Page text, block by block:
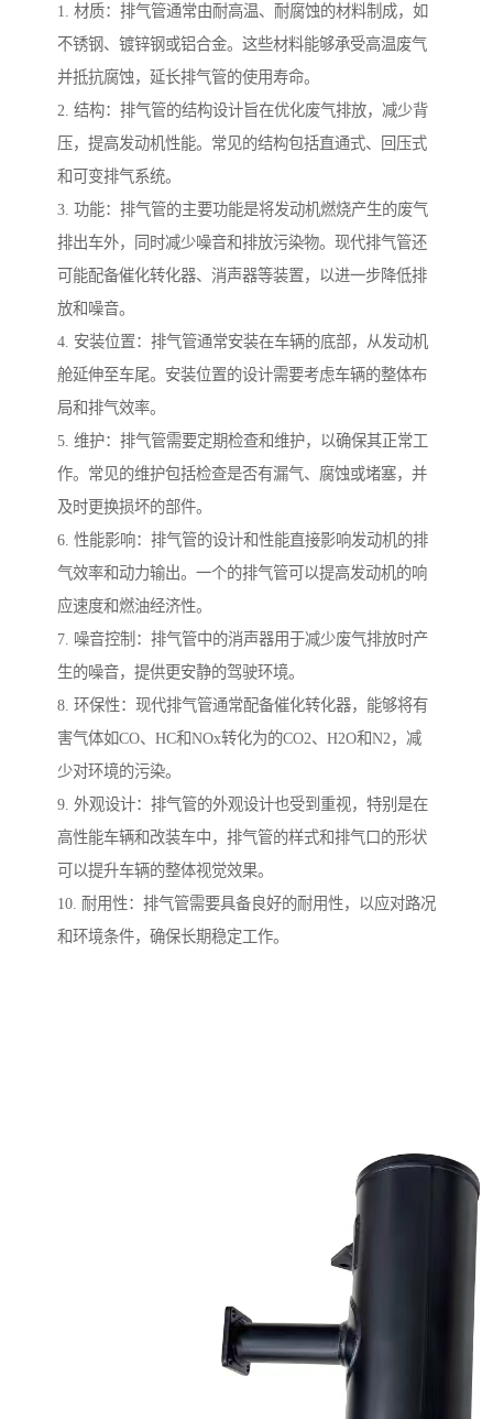
1. 材质：排气管通常由耐高温、耐腐蚀的材料制成，如
不锈钢、镀锌钢或铝合金。这些材料能够承受高温废气
并抵抗腐蚀，延长排气管的使用寿命。
2. 结构：排气管的结构设计旨在优化废气排放，减少背
压，提高发动机性能。常见的结构包括直通式、回压式
和可变排气系统。
3. 功能：排气管的主要功能是将发动机燃烧产生的废气
排出车外，同时减少噪音和排放污染物。现代排气管还
可能配备催化转化器、消声器等装置，以进一步降低排
放和噪音。
4. 安装位置：排气管通常安装在车辆的底部，从发动机
舱延伸至车尾。安装位置的设计需要考虑车辆的整体布
局和排气效率。
5. 维护：排气管需要定期检查和维护，以确保其正常工
作。常见的维护包括检查是否有漏气、腐蚀或堵塞，并
及时更换损坏的部件。
6. 性能影响：排气管的设计和性能直接影响发动机的排
气效率和动力输出。一个的排气管可以提高发动机的响
应速度和燃油经济性。
7. 噪音控制：排气管中的消声器用于减少废气排放时产
生的噪音，提供更安静的驾驶环境。
8. 环保性：现代排气管通常配备催化转化器，能够将有
害气体如CO、HC和NOx转化为的CO2、H2O和N2，减
少对环境的污染。
9. 外观设计：排气管的外观设计也受到重视，特别是在
高性能车辆和改装车中，排气管的样式和排气口的形状
可以提升车辆的整体视觉效果。
10. 耐用性：排气管需要具备良好的耐用性，以应对路况
和环境条件，确保长期稳定工作。